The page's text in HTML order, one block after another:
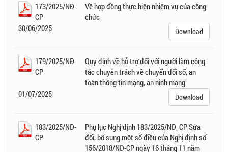
173/2025/NĐ-
CP
Về hợp đồng thực hiện nhiệm vụ của công
chức
30/06/2025
Download
179/2025/NĐ-
CP
Quy định về hỗ trợ đối với người làm công
tác chuyên trách về chuyển đổi số, an
toàn thông tin mạng, an ninh mạng
01/07/2025
Download
183/2025/NĐ-
CP
Phụ lục Nghị định 183/2025/NĐ_CP Sửa
đổi, bổ sung một số điều của Nghị định số
156/2018/NĐ-CP ngày 16 tháng 11 năm